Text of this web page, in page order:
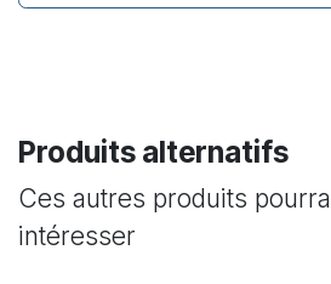
Produits alternatifs
Ces autres produits
intéresser